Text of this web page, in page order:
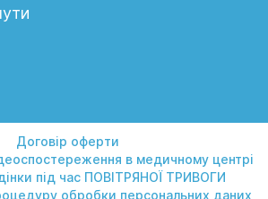
Договір оферти
в медичному центрі
під час ПОВІТРЯНОЇ ТРИВОГИ
обробки персональних даних